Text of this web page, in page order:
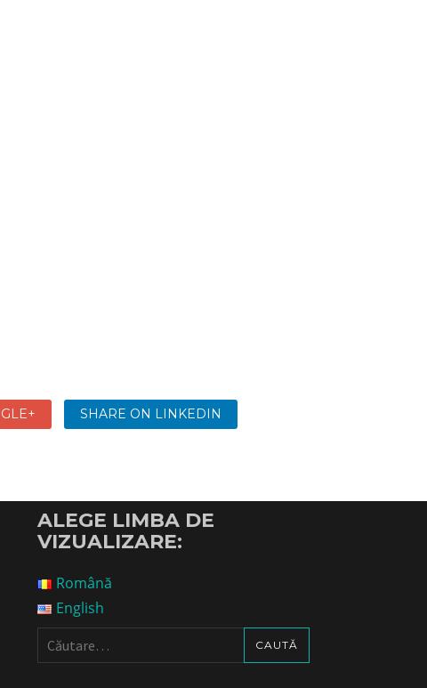
SHARE ON LINKEDIN
ALEGE LIMBA DE
VIZUALIZARE:
Română
English
Caută
după: